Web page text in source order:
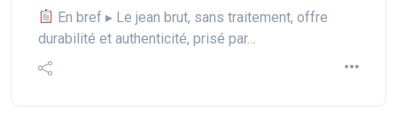
En bref ▸ Le jean brut, sans traitement, offre
durabilité et authenticité, prisé par…